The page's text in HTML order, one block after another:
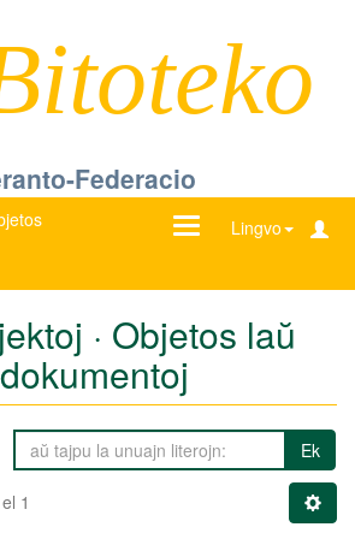
Federacio
Lingvo
Ŝanĝu
· Objetos laŭ
Ek
1